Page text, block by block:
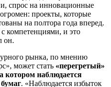
спрос на инновационные
проекты, которые
на полтора года вперед.
компетенциями, и это
он.
рынка, по мнению
может стать «перегретый»
наблюдается
. «Наблюдается избыток